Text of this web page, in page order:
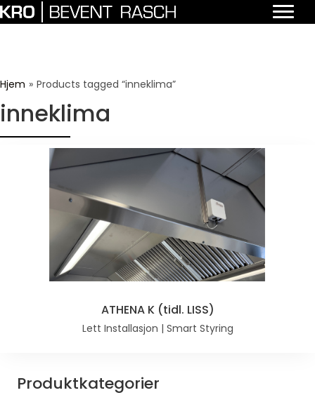
Produktkategorier
Hjem » Products tagged “inneklima”
inneklima
ATHENA K (tidl. LISS)
Lett Installasjon | Smart Styring